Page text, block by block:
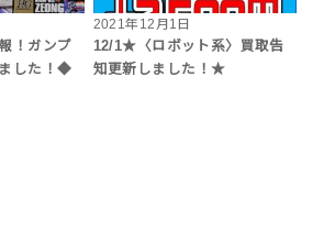
！ガンプ
した！◆
2021年12月1日
12/1★〈ロボット系〉買取告
知更新しました！★